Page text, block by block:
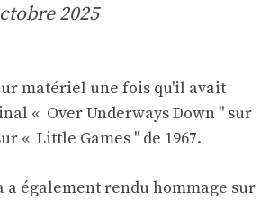
2025
matériel une fois qu'il avait
« Over Underways Down '' sur
« Little Games '' de 1967.
a également rendu hommage sur